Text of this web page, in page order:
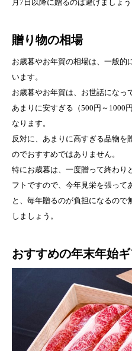
月7日以降に贈るのは避けましょう
贈り物の相場
お歳暮やお年賀の相場は、一般的
います。
お歳暮やお年賀は、お世話になっ
あまりに安すぎる（500円～1000
なります。
反対に、あまりに高すぎる品物を
のでおすすめではありません。
特にお歳暮は、一度贈って終わり
フトですので、今年見栄を張って
と、毎年贈るのが負担になるので
しましょう。
おすすめの年末年始ギ